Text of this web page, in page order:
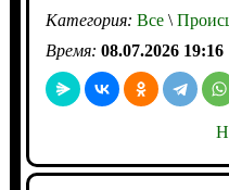
Категория: Все\
Время: 08.07.2026 19:16